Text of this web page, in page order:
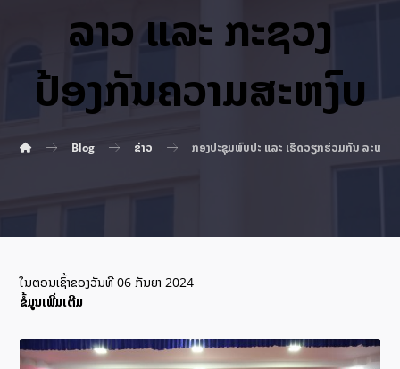
ລາວ ແລະ ກະຊວງ
ປ້ອງກັນຄວາມສະຫງົບ
Blog ຂ່າວ ກອງປະຊຸມພົບປະ ແລະ ເຮັດວຽກຮ່ວມກັນ ລະຫວ່າງ
ໃນຕອນເຊົ້າຂອງວັນທີ 06 ກັນຍາ 2024
ຂໍ້ມູນເພີ່ມເຕີມ